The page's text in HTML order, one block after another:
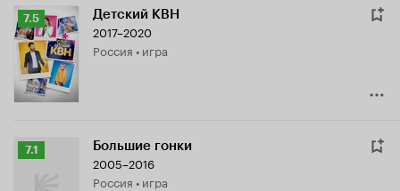
Рейтинг
Кинопоиска
7.5
7.5 Детский КВН
2017–2020
Россия • игра
Рейтинг
7.1 Большие гонки
2005–2016
Россия • игра